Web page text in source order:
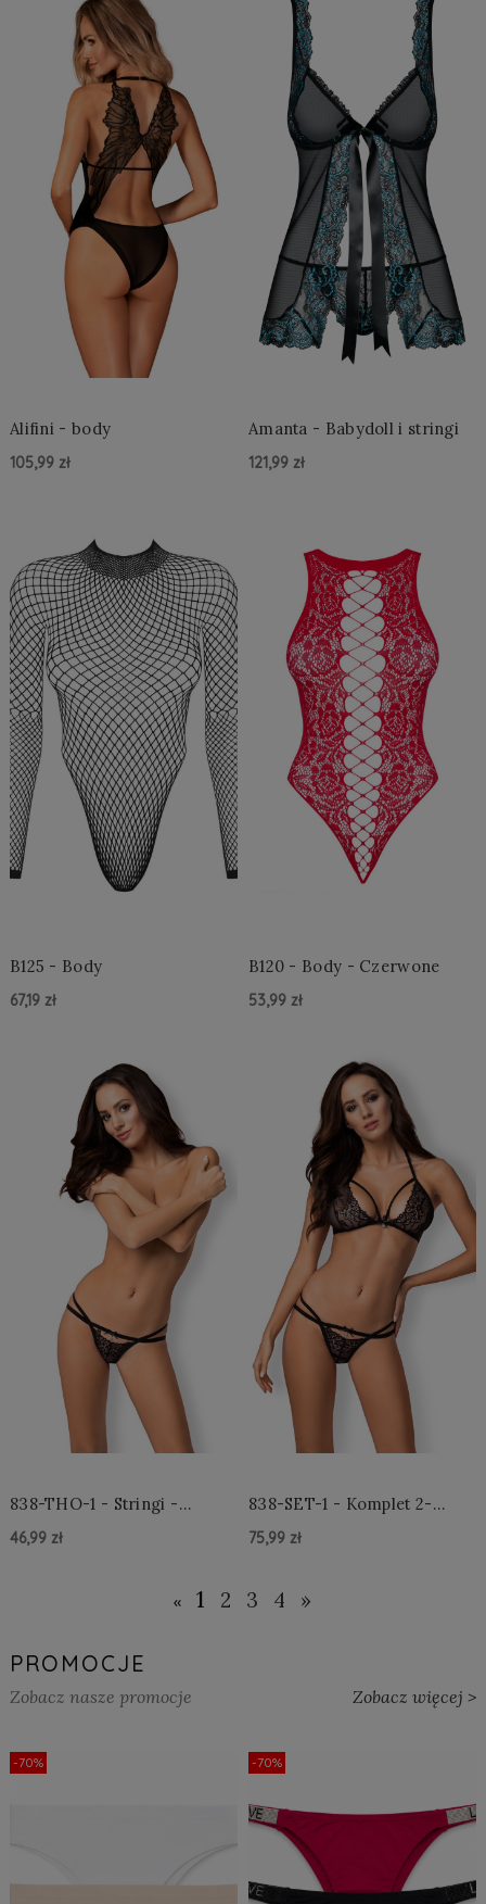
Alifini - body
105,99 zł
Amanta - Babydoll i stringi
121,99 zł
B125 - Body
67,19 zł
B120 - Body - Czerwone
53,99 zł
838-THO-1 - Stringi -
46,99 zł
838-SET-1 - Komplet 2-
75,99 zł
Do Koszyka »
« 1 2 3 4 »
PROMOCJE
Zobacz nasze promocje Zobacz więcej >
-70% -70%